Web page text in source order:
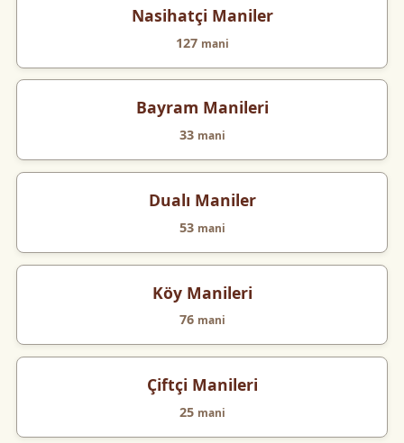
Nasihatçi Maniler
127 mani
Bayram Manileri
33 mani
Dualı Maniler
53 mani
Köy Manileri
76 mani
Çiftçi Manileri
25 mani